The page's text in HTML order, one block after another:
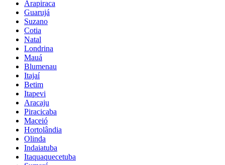
Arapiraca
Guarujá
Suzano
Cotia
Natal
Londrina
Mauá
Blumenau
Itajaí
Betim
Itapevi
Aracaju
Piracicaba
Maceió
Hortolândia
Olinda
Indaiatuba
Itaquaquecetuba